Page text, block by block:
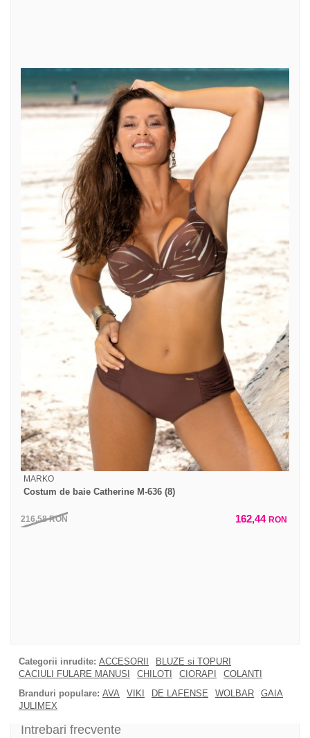
MARKO
Costum de baie Catherine M-636 (8)
216,58RON 162,44 RON
Categorii inrudite: ACCESORII
BLUZE si TOPURI
CACIULI FULARE MANUSI
CHILOTI CIORAPI
COLANTI
Branduri populare: AVA VIKI DE LAFENSE WOLBAR
GAIA
JULIMEX
Intrebari frecvente